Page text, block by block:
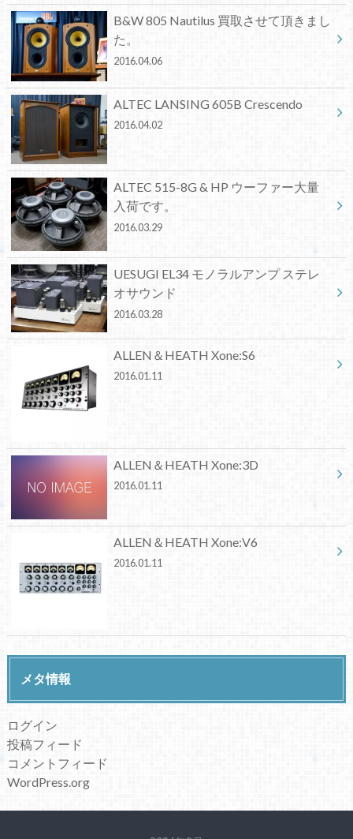
B&W 805 Nautilus 買取させて頂きまし
た。
2016.04.06
ALTEC LANSING 605B Crescendo
2016.04.02
ALTEC 515-8G & HP ウーファー大量
入荷です。
2016.03.29
UESUGI EL34 モノラルアンプ ステレ
オサウンド
2016.03.28
ALLEN＆HEATH Xone:S6
2016.01.11
ALLEN＆HEATH Xone:3D
2016.01.11
ALLEN＆HEATH Xone:V6
2016.01.11
メタ情報
ログイン
投稿フィード
コメントフィード
WordPress.org